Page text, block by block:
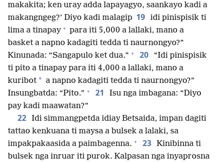
makakita; ken uray adda lapayagyo, saankayo kadi a
makangngeg?’ Diyo kadi malagip 19 idi pinispisik ti
lima a tinapay + para iti 5,000 a lallaki, mano a
basket a napno kadagiti tedda ti naurnongyo?”
Kinunada: “Sangapulo ket dua.” + 20
“Idi pinispisik
ti pito a tinapay para iti 4,000 a lallaki, mano a
kuribot * a napno kadagiti tedda ti naurnongyo?”
Insungbatda: “Pito.” + 21
Isu nga imbagana: “Diyo
pay kadi maawatan?”
22 Idi simmangpetda idiay Betsaida, impan dagiti
tattao kenkuana ti maysa a bulsek a lalaki, sa
impakpakaasida a paimbagenna. + 23 Kinibinna ti
bulsek nga inruar iti purok. Kalpasan nga inyaprosna